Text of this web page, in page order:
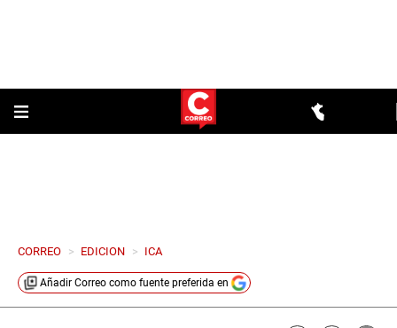
CORREO > EDICION > ICA
Añadir Correo como fuente preferida en